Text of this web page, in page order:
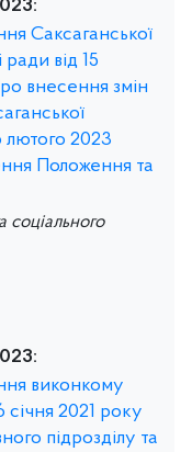
Саксаганської
від 15
внесення змін
лютого 2023
Положення та
соціального
виконкому
січня 2021 року
підрозділу та